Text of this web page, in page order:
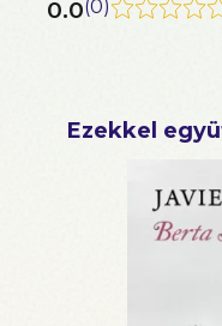
0.0(0)
Ezekkel